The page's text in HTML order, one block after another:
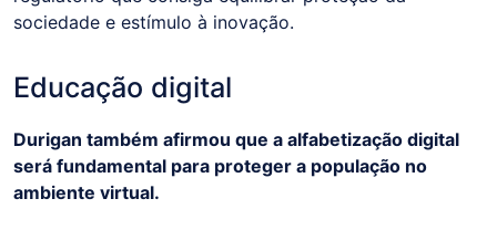
sociedade e estímulo à inovação.
Educação digital
Durigan também afirmou que a alfabetização digital
será fundamental para proteger a população no
ambiente virtual.